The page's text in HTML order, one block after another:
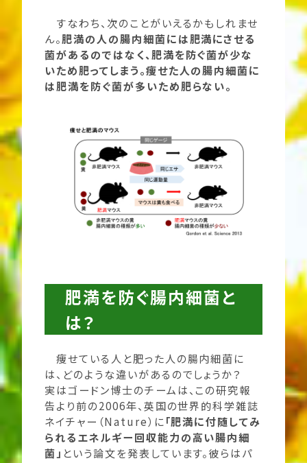
すなわち、次のことがいえるかもしれませ
ん。肥満の人の腸内細菌には肥満にさせる
菌があるのではなく、肥満を防ぐ菌が少な
いため肥ってしまう。痩せた人の腸内細菌に
は肥満を防ぐ菌が多いため肥らない。
肥満を防ぐ腸内細菌と
は？
痩せている人と肥った人の腸内細菌に
は、どのような違いがあるのでしょうか？
実はゴードン博士のチームは、この研究報
告より前の2006年、英国の世界的科学雑誌
ネイチャー（Nature）に「肥満に付随してみ
られるエネルギー回収能力の高い腸内細
菌」 という論文を発表しています。彼らはパ